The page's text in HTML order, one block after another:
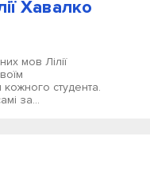
Хавалко
мов Лілії
студента.
за...